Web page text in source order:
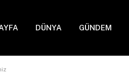
DÜNYA GÜNDEM